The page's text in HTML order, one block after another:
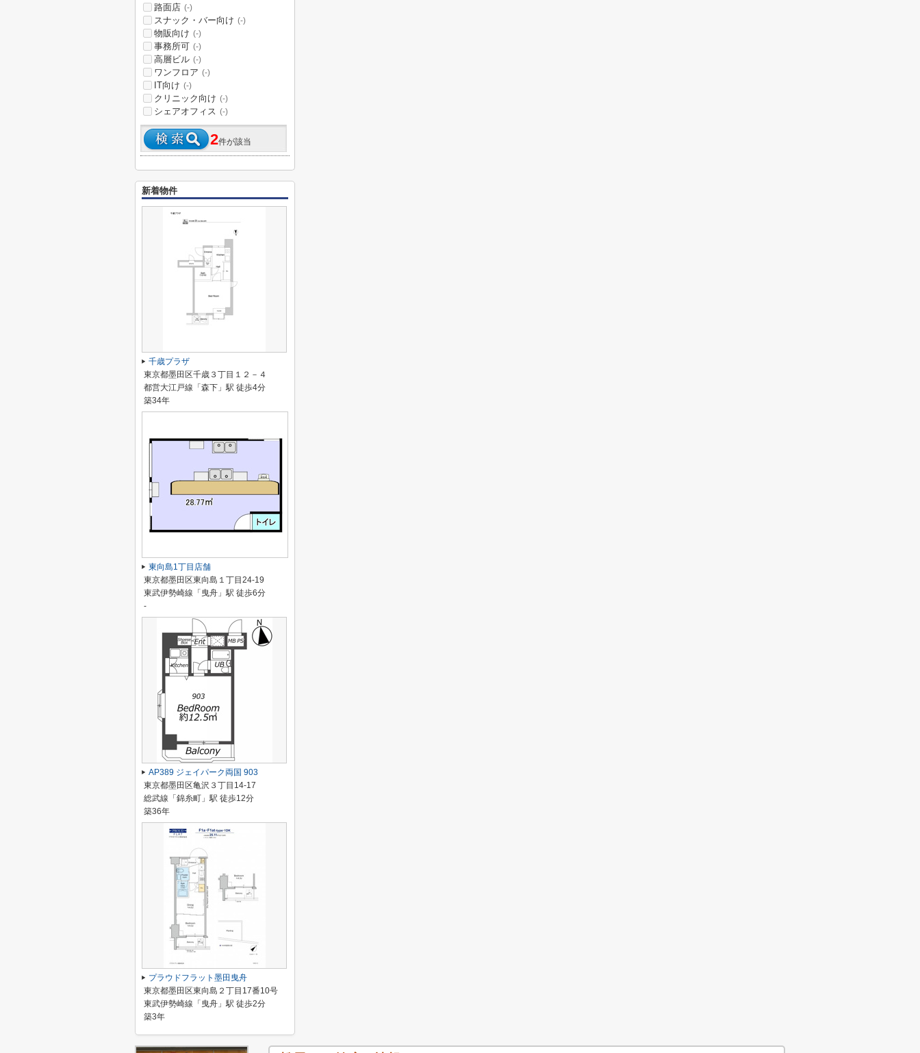
路面店 (-)
スナック・バー向け (-)
物販向け (-)
事務所可 (-)
高層ビル (-)
ワンフロア (-)
IT向け (-)
クリニック向け (-)
シェアオフィス (-)
2件が該当
新着物件
千歳プラザ
東京都墨田区千歳３丁目１２－４
都営大江戸線「森下」駅 徒歩4分
築34年
東向島1丁目店舗
東京都墨田区東向島１丁目24-19
東武伊勢崎線「曳舟」駅 徒歩6分
-
AP389 ジェイパーク両国 903
東京都墨田区亀沢３丁目14-17
総武線「錦糸町」駅 徒歩12分
築36年
プラウドフラット墨田曳舟
東京都墨田区東向島２丁目17番10号
東武伊勢崎線「曳舟」駅 徒歩2分
築3年